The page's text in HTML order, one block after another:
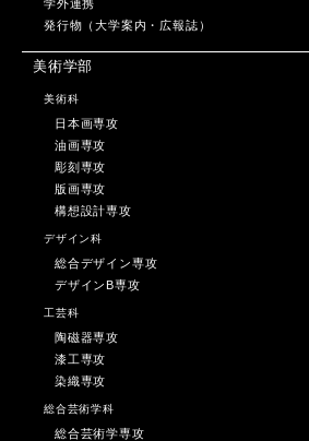
学外連携
発行物（大学案内・広報誌）
美術学部
美術科
日本画専攻
油画専攻
彫刻専攻
版画専攻
構想設計専攻
デザイン科
総合デザイン専攻
デザインB専攻
工芸科
陶磁器専攻
漆工専攻
染織専攻
総合芸術学科
総合芸術学専攻